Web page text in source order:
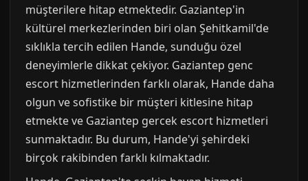
müşterilere hitap etmektedir. Gaziantep'in
kültürel merkezlerinden biri olan Şehitkamil'de
sıklıkla tercih edilen Hande, sunduğu özel
deneyimlerle dikkat çekiyor. Gaziantep genc
escort hizmetlerinden farklı olarak, Hande daha
olgun ve sofistike bir müşteri kitlesine hitap
etmekte ve Gaziantep gercek escort hizmetleri
sunmaktadır. Bu durum, Hande'yi şehirdeki
birçok rakibinden farklı kılmaktadır.